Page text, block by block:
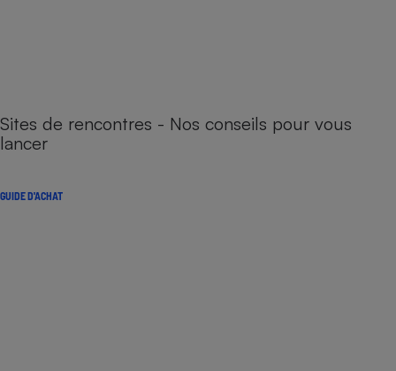
Sites de rencontres - Nos conseils pour vous
lancer
GUIDE D'ACHAT